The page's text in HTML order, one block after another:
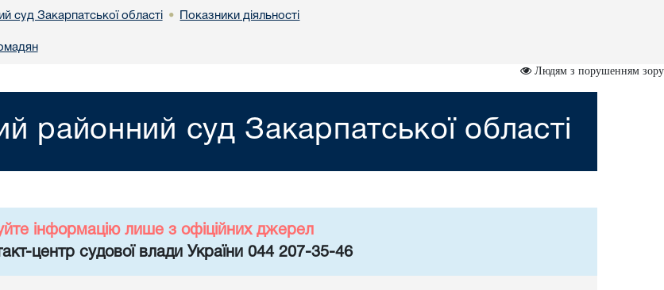
суд Закарпатської області • Показники діяльності
Людям з порушенням зору
районний суд Закарпатської області
інформацію лише з офіційних джерел
центр судової влади України 044 207-35-46